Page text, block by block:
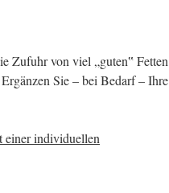
Zufuhr von viel „guten‟ Fetten
Sie – bei Bedarf – Ihre
einer individuellen